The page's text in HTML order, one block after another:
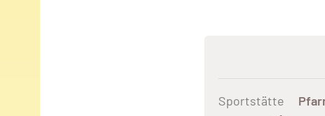
Sportstätte